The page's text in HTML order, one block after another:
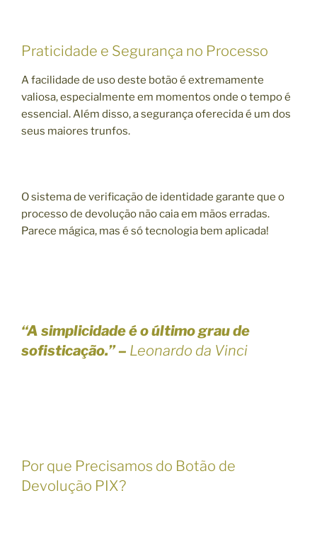
Praticidade e Segurança no Processo
A facilidade de uso deste botão é extremamente
valiosa, especialmente em momentos onde o tempo é
essencial. Além disso, a segurança oferecida é um dos
seus maiores trunfos.
O sistema de verificação de identidade garante que o
processo de devolução não caia em mãos erradas.
Parece mágica, mas é só tecnologia bem aplicada!
“A simplicidade é o último grau de
sofisticação.” – Leonardo da Vinci
Por que Precisamos do Botão de
Devolução PIX?